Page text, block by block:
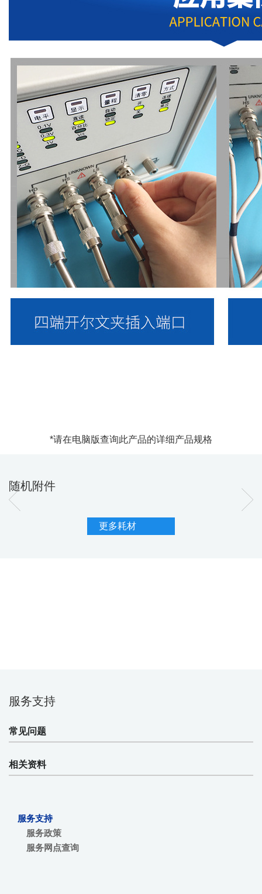
*请在电脑版查询此产品的详细产品规格
随机附件
更多耗材
服务支持
常见问题
相关资料
服务支持
服务政策
服务网点查询